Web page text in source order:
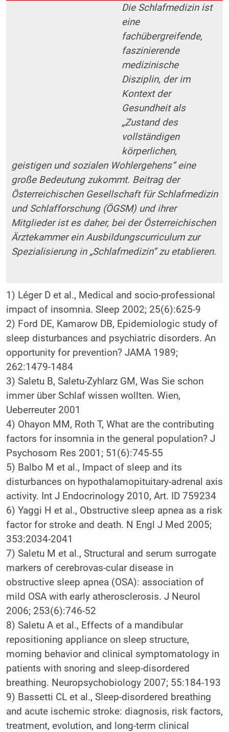
Die Schlafmedizin ist
eine
fachübergreifende,
faszinierende
medizinische
Disziplin, der im
Kontext der
Gesundheit als
„Zustand des
vollständigen
körperlichen,
geistigen und sozialen Wohlergehens“ eine
große Bedeutung zukommt. Beitrag der
Österreichischen Gesellschaft für Schlafmedizin
und Schlafforschung (ÖGSM) und ihrer
Mitglieder ist es daher, bei der Österreichischen
Ärztekammer ein Ausbildungscurriculum zur
Spezialisierung in „Schlafmedizin“ zu etablieren.
1) Léger D et al., Medical and socio-professional
impact of insomnia. Sleep 2002; 25(6):625-9
2) Ford DE, Kamarow DB, Epidemiologic study of
sleep disturbances and psychiatric disorders. An
opportunity for prevention? JAMA 1989;
262:1479-1484
3) Saletu B, Saletu-Zyhlarz GM, Was Sie schon
immer über Schlaf wissen wollten. Wien,
Ueberreuter 2001
4) Ohayon MM, Roth T, What are the contributing
factors for insomnia in the general population? J
Psychosom Res 2001; 51(6):745-55
5) Balbo M et al., Impact of sleep and its
disturbances on hypothalamopituitary-adrenal axis
activity. Int J Endocrinology 2010, Art. ID 759234
6) Yaggi H et al., Obstructive sleep apnea as a risk
factor for stroke and death. N Engl J Med 2005;
353:2034-2041
7) Saletu M et al., Structural and serum surrogate
markers of cerebrovas-cular disease in
obstructive sleep apnea (OSA): association of
mild OSA with early atherosclerosis. J Neurol
2006; 253(6):746-52
8) Saletu A et al., Effects of a mandibular
repositioning appliance on sleep structure,
morning behavior and clinical symptomatology in
patients with snoring and sleep-disordered
breathing. Neuropsychobiology 2007; 55:184-193
9) Bassetti CL et al., Sleep-disordered breathing
and acute ischemic stroke: diagnosis, risk factors,
treatment, evolution, and long-term clinical